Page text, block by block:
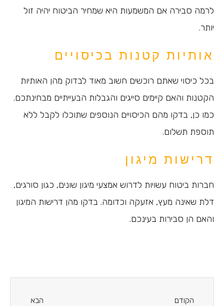
לרמה סבירה אם המשמעות היא שמחיר הביטוח יהיה זול
יותר.
אותיות קטנות בכיסויים
בכל כיסוי שאתם רוכשים חשוב מאוד לבדוק מהן האותיות
הקטנות והאם קיימים סייגים והגבלות הבעייתיים מבחינתכם.
כמו כן, בדקו מהם הכיסויים הנוספים שתוכלו לקבל ללא
תוספת תשלום.
דרישות מיגון
חברות ביטוח עשויות לדרוש אמצעי מיגון שונים, כגון סורגים,
דלת שאינה מעץ, אזעקה וכדומה. בדקו מהן דרישות המיגון
והאם הן סבירות בעינכם.
הקודם הבא